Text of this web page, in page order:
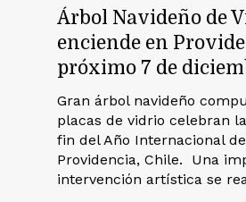
Árbol Navideño de
enciende en
próximo 7 de
Gran árbol navideño
placas de vidrio celebran
fin del Año Internacional
Providencia, Chile. Una
intervención artística se